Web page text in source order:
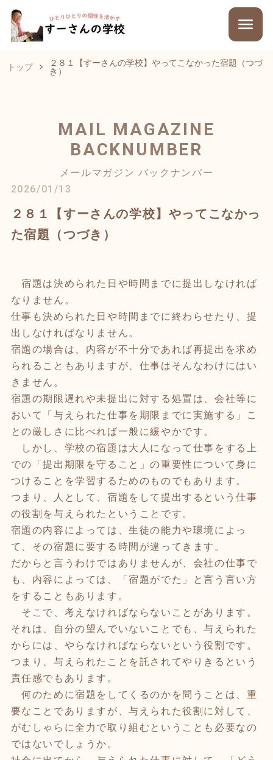
トップ
２８１【すーさんの学校】やってこなかった宿題（つづ
き）
MAIL MAGAZINE
BACKNUMBER
メールマガジン バックナンバー
2026/01/13
２８１【すーさんの学校】やってこなかっ
た宿題（つづき）
宿題は決められた日や時間までに提出しなければ
なりません。
仕事も決められた日や時間までに終わらせたり、提
出しなければなりません。
宿題の場合は、内容が不十分であれば再提出を求め
られることもありますが、仕事はそんなわけにはい
きません。
宿題の期限遅れや未提出に対する処置は、会社等に
おいて「与えられた仕事を期限までに実施する」こ
との厳しさに比べれば一般に緩やかです。
しかし、学校の宿題は大人になって仕事をする上
での「提出期限を守ること」の重要性について身に
つけることを学習するためのものでもあります。
つまり、人として、宿題をして提出するという仕事
の役割を与えられたということです。
宿題の内容によっては、生徒の能力や環境によっ
て、その宿題に要する時間が違ってきます。
だからと言うわけではありませんが、会社の仕事で
も、内容によっては、「宿題がでた」と言う言い方
をすることもあります。
そこで、考えなければならないことがあります。
それは、自分の望んでいないことでも、与えられた
からには、やらなければならないという役割です。
つまり、与えられたことを託されてやりきるという
責任感でもあります。
何のために宿題をしてくるのかを問うことは、重
要なことでありますが、与えられた役割に対して、
がむしゃらに全力で取り組むということも必要なの
ではないでしょうか。